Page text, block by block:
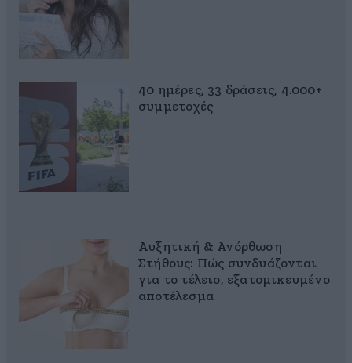
40 ημέρες, 33 δράσεις, 4.000+
συμμετοχές
Αυξητική & Ανόρθωση
Στήθους: Πώς συνδυάζονται
για το τέλειο, εξατομικευμένο
αποτέλεσμα